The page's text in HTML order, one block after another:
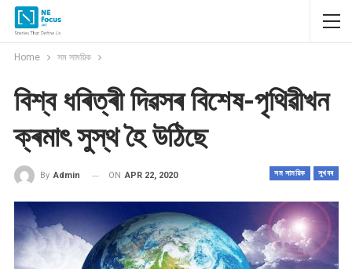
Home সম সাময়িক
বিশ্ব ধৰিত্ৰী দিৱসৰ বিশেষ-পৃথিৱীখন
ক্ৰমাৎ সুস্থ হৈ উঠিছে
সম সাময়িক সুখবৰ
By Admin ON APR 22, 2020